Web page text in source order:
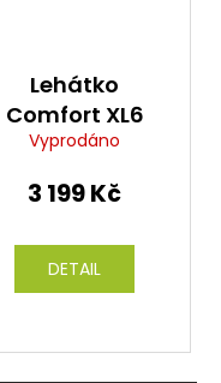
Lehátko
Comfort XL6
Vyprodáno
3 199 Kč
DETAIL